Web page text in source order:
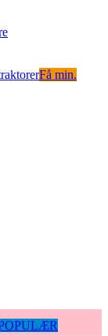
Få min.